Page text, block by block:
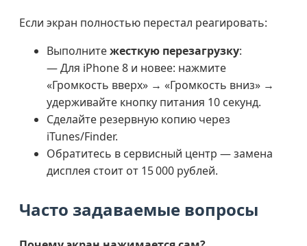
Если экран полностью перестал реагировать:
Выполнитежесткую перезагрузку:
— Для iPhone 8 и новее: нажмите
«Громкость вверх» → «Громкость вниз» →
удерживайте кнопку питания 10 секунд.
Сделайте резервную копию через
iTunes/Finder.
Обратитесь в сервисный центр — замена
дисплея стоит от 15 000 рублей.
Часто задаваемые вопросы